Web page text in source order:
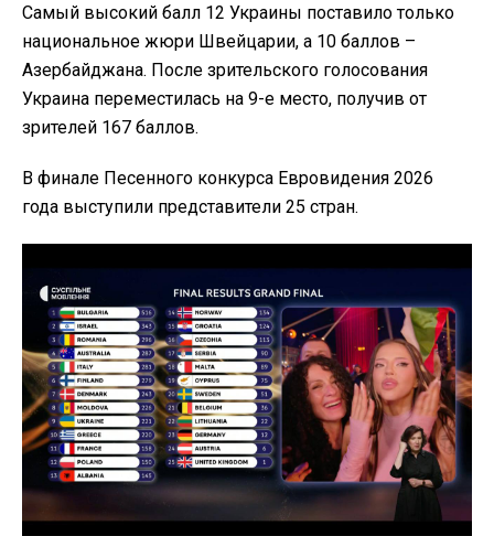
Самый высокий балл 12 Украины поставило только
национальное жюри Швейцарии, а 10 баллов –
Азербайджана. После зрительского голосования
Украина переместилась на 9-е место, получив от
зрителей 167 баллов.
В финале Песенного конкурса Евровидения 2026
года выступили представители 25 стран.